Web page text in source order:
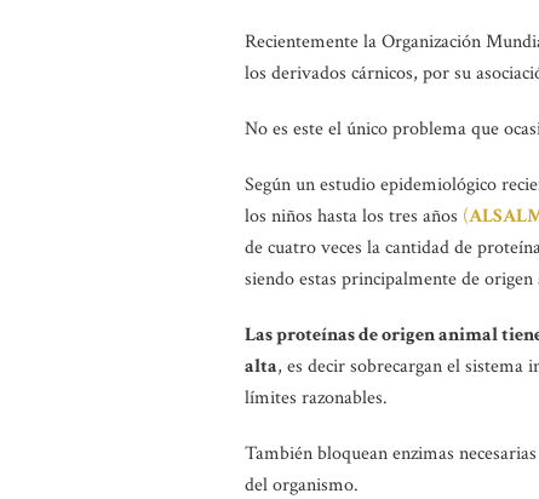
Recientemente la Organización
los derivados cárnicos, por su
No es este el único problema que
Según un estudio epidemiológico
los niños hasta los tres años (
de cuatro veces la cantidad de
siendo estas principalmente de origen
Las proteínas de origen animal
alta, es decir sobrecargan el sistema
límites razonables.
También bloquean enzimas
del organismo.